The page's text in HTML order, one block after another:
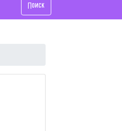
Поиск